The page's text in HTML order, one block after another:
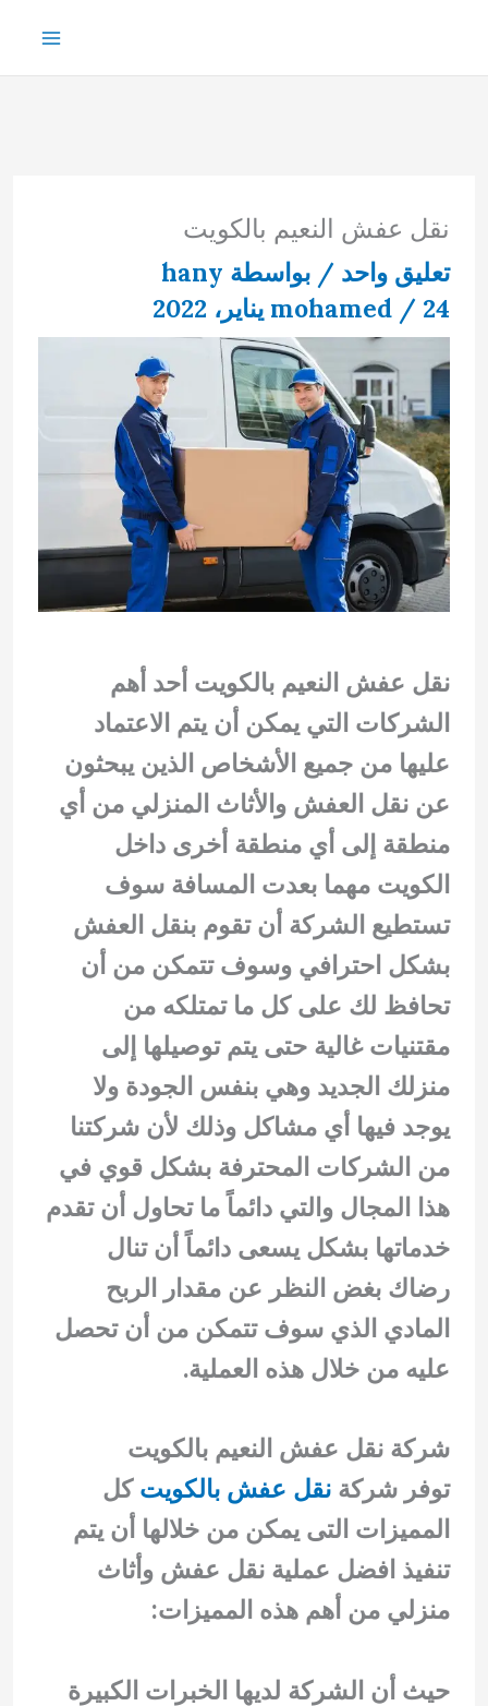
نقل عفش النعيم بالكويت
تعليق واحد / بواسطة hany
mohamed / 24 يناير، 2022
نقل عفش النعيم بالكويت أحد أهم
الشركات التي يمكن أن يتم الاعتماد
عليها من جميع الأشخاص الذين يبحثون
عن نقل العفش والأثاث المنزلي من أي
منطقة إلى أي منطقة أخرى داخل
الكويت مهما بعدت المسافة سوف
تستطيع الشركة أن تقوم بنقل العفش
بشكل احترافي وسوف تتمكن من أن
تحافظ لك على كل ما تمتلكه من
مقتنيات غالية حتى يتم توصيلها إلى
منزلك الجديد وهي بنفس الجودة ولا
يوجد فيها أي مشاكل وذلك لأن شركتنا
من الشركات المحترفة بشكل قوي في
هذا المجال والتي دائماً ما تحاول أن تقدم
خدماتها بشكل يسعى دائماً أن تنال
رضاك بغض النظر عن مقدار الربح
المادي الذي سوف تتمكن من أن تحصل
عليه من خلال هذه العملية.
شركة نقل عفش النعيم بالكويت
توفر شركةنقل عفش بالكويت كل
المميزات التى يمكن من خلالها أن يتم
تنفيذ افضل عملية نقل عفش وأثاث
منزلي من أهم هذه المميزات:
حيث أن الشركة لديها الخبرات الكبيرة